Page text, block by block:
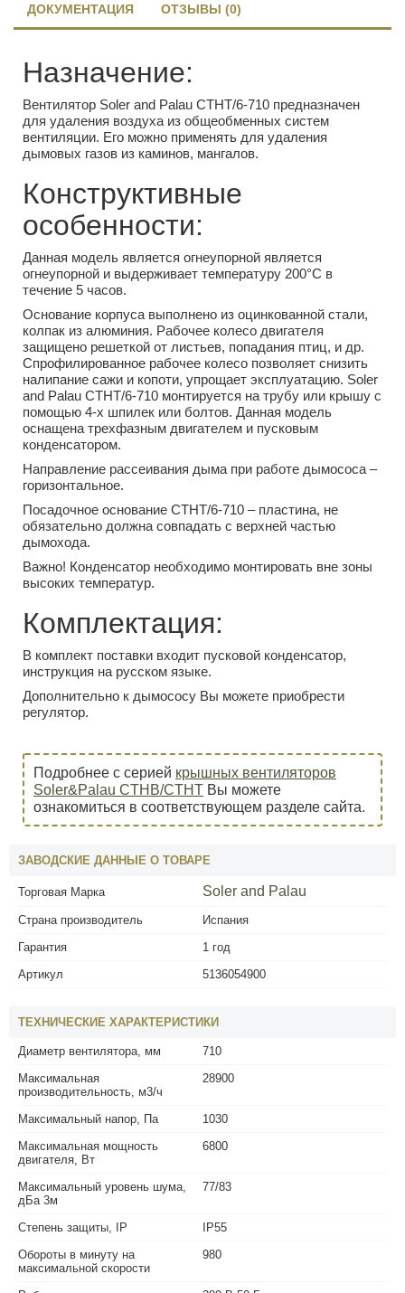
ДОКУМЕНТАЦИЯ ОТЗЫВЫ (0)
Назначение:
Вентилятор Soler and Palau CTHT/6-710 предназначен
для удаления воздуха из общеобменных систем
вентиляции. Его можно применять для удаления
дымовых газов из каминов, мангалов.
Конструктивные
особенности:
Данная модель является огнеупорной является
огнеупорной и выдерживает температуру 200°С в
течение 5 часов.
Основание корпуса выполнено из оцинкованной стали,
колпак из алюминия. Рабочее колесо двигателя
защищено решеткой от листьев, попадания птиц, и др.
Спрофилированное рабочее колесо позволяет снизить
налипание сажи и копоти, упрощает эксплуатацию. Soler
and Palau CTHT/6-710 монтируется на трубу или крышу с
помощью 4-х шпилек или болтов. Данная модель
оснащена трехфазным двигателем и пусковым
конденсатором.
Направление рассеивания дыма при работе дымососа –
горизонтальное.
Посадочное основание CTHT/6-710 – пластина, не
обязательно должна совпадать с верхней частью
дымохода.
Важно! Конденсатор необходимо монтировать вне зоны
высоких температур.
Комплектация:
В комплект поставки входит пусковой конденсатор,
инструкция на русском языке.
Дополнительно к дымососу Вы можете приобрести
регулятор.
Подробнее c серией крышных вентиляторов
Soler&Palau CTHB/CTHT Вы можете
ознакомиться в соответствующем разделе сайта.
ЗАВОДСКИЕ ДАННЫЕ О ТОВАРЕ
Торговая Марка Soler and Palau
Страна производитель
Испания
Гарантия
1 год
Артикул
5136054900
ТЕХНИЧЕСКИЕ ХАРАКТЕРИСТИКИ
Диаметр вентилятора, мм
710
Максимальная
производительность, м3/ч
28900
Максимальный напор, Па
1030
Максимальная мощность
двигателя, Вт
6800
Максимальный уровень шума,
дБа 3м
77/83
Степень защиты, IP
IP55
Обороты в минуту на
максимальной скорости
980